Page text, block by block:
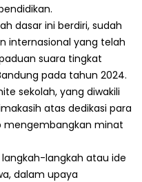
dasar ini berdiri, sudah
internasional yang telah
suara tingkat
pada tahun 2024.
sekolah, yang diwakili
atas dedikasi para
mengembangkan minat
langkah atau ide
dalam upaya